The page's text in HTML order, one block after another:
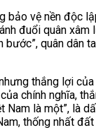
bảo vệ nền độc
đuổi quân xâm
bước”, quân dân
thắng lợi
chính nghĩa,
Nam là một”, là
thống nhất